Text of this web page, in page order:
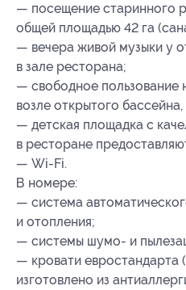
— посещение старинного
общей площадью 42 га
— вечера живой музыки у
в зале ресторана;
— свободное
возле открытого
— детская площадка с
в ресторане
— Wi-Fi.
В номере:
— система
и отопления;
— системы шумо- и
— кровати евростандарта
изготовлено из